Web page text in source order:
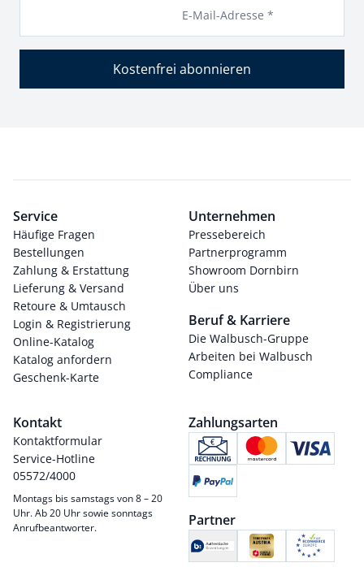
E-Mail-Adresse *
Kostenfrei abonnieren
Service
Häufige Fragen
Bestellungen
Zahlung & Erstattung
Lieferung & Versand
Retoure & Umtausch
Login & Registrierung
Online-Katalog
Katalog anfordern
Geschenk-Karte
Unternehmen
Pressebereich
Partnerprogramm
Showroom Dornbirn
Über uns
Beruf & Karriere
Die Walbusch-Gruppe
Arbeiten bei Walbusch
Compliance
Kontakt
Kontaktformular
Service-Hotline
05572/4000
Montags bis samstags von 8 – 20
Uhr. Ab 20 Uhr sowie sonntags
Anrufbeantworter.
Zahlungsarten
Partner